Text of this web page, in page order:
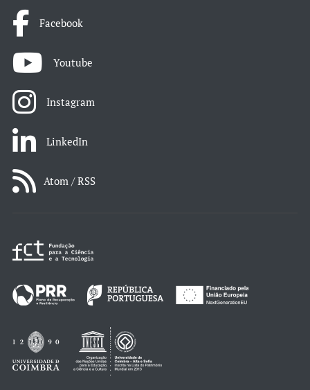
Facebook
Youtube
Instagram
LinkedIn
Atom / RSS